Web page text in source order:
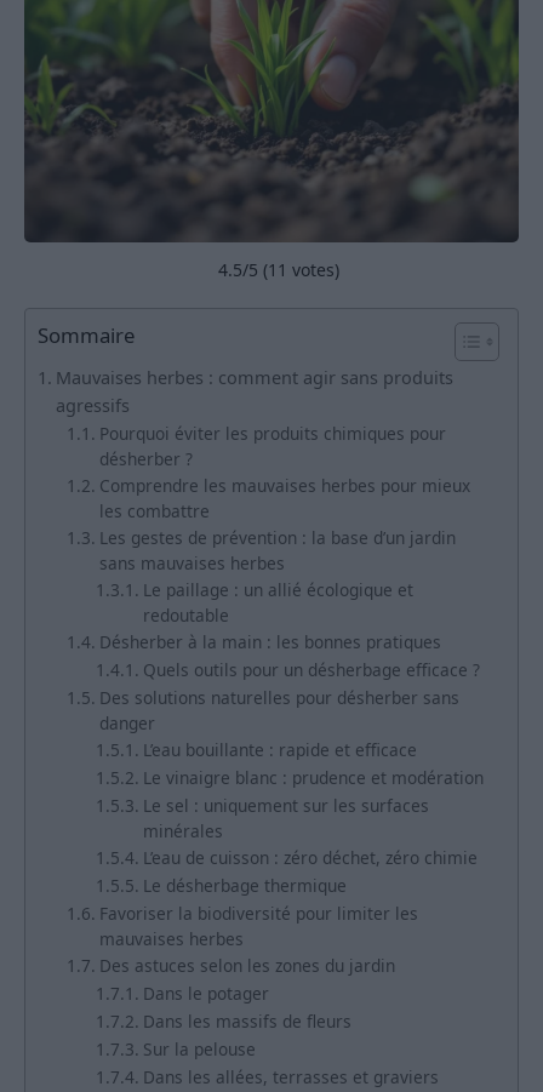
4.5/5 (11 votes)
Sommaire
Mauvaises herbes : comment agir sans produits
agressifs
Pourquoi éviter les produits chimiques pour
désherber ?
Comprendre les mauvaises herbes pour mieux
les combattre
Les gestes de prévention : la base d’un jardin
sans mauvaises herbes
Le paillage : un allié écologique et
redoutable
Désherber à la main : les bonnes pratiques
Quels outils pour un désherbage efficace ?
Des solutions naturelles pour désherber sans
danger
L’eau bouillante : rapide et efficace
Le vinaigre blanc : prudence et modération
Le sel : uniquement sur les surfaces
minérales
L’eau de cuisson : zéro déchet, zéro chimie
Le désherbage thermique
Favoriser la biodiversité pour limiter les
mauvaises herbes
Des astuces selon les zones du jardin
Dans le potager
Dans les massifs de fleurs
Sur la pelouse
Dans les allées, terrasses et graviers